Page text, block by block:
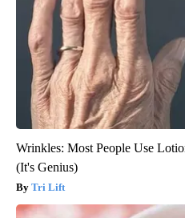
Wrinkles: Most People Use
(It's Genius)
Tri Lift